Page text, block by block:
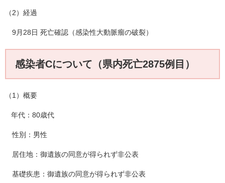
（2）経過
9月28日 死亡確認（感染性大動脈瘤の破裂）
感染者Cについて（県内死亡2875例目）
（1）概要
年代：80歳代
性別：男性
居住地：御遺族の同意が得られず非公表
基礎疾患：御遺族の同意が得られず非公表